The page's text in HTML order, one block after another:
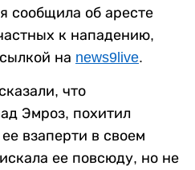
сообщила об аресте
к нападению,
на news9live.
что
Эмроз, похитил
взаперти в своем
ее повсюду, но не